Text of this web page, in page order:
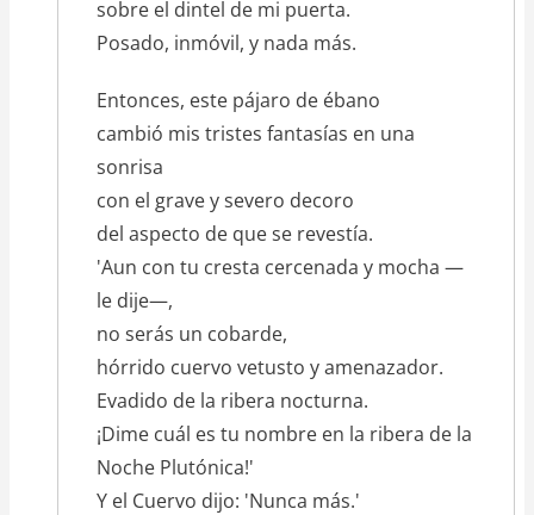
sobre el dintel de mi puerta.
Posado, inmóvil, y nada más.
Entonces, este pájaro de ébano
cambió mis tristes fantasías en una
sonrisa
con el grave y severo decoro
del aspecto de que se revestía.
'Aun con tu cresta cercenada y mocha —
le dije—,
no serás un cobarde,
hórrido cuervo vetusto y amenazador.
Evadido de la ribera nocturna.
¡Dime cuál es tu nombre en la ribera de la
Noche Plutónica!'
Y el Cuervo dijo: 'Nunca más.'